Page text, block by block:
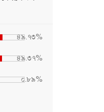
৪৯.৭৩%
৪৯.৩৭%
০.৮৯%